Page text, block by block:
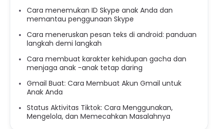
Cara menemukan ID Skype anak Anda dan
memantau penggunaan Skype
Cara meneruskan pesan teks di android: panduan
langkah demi langkah
Cara membuat karakter kehidupan gacha dan
menjaga anak -anak tetap daring
Gmail Buat: Cara Membuat Akun Gmail untuk
Anak Anda
Status Aktivitas Tiktok: Cara Menggunakan,
Mengelola, dan Memecahkan Masalahnya